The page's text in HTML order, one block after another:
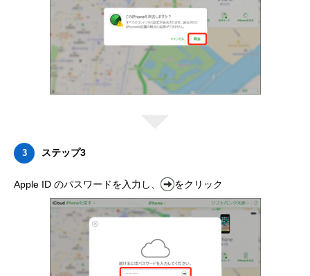
3 ステップ3
Apple ID のパスワードを入力し、 をクリック